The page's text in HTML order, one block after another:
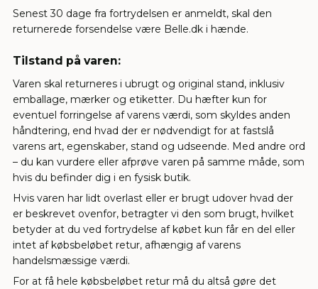
Senest 30 dage fra fortrydelsen er anmeldt, skal den
returnerede forsendelse være Belle.dk i hænde.
Tilstand på varen:
Varen skal returneres i ubrugt og original stand, inklusiv
emballage, mærker og etiketter. Du hæfter kun for
eventuel forringelse af varens værdi, som skyldes anden
håndtering, end hvad der er nødvendigt for at fastslå
varens art, egenskaber, stand og udseende. Med andre ord
– du kan vurdere eller afprøve varen på samme måde, som
hvis du befinder dig i en fysisk butik.
Hvis varen har lidt overlast eller er brugt udover hvad der
er beskrevet ovenfor, betragter vi den som brugt, hvilket
betyder at du ved fortrydelse af købet kun får en del eller
intet af købsbeløbet retur, afhængig af varens
handelsmæssige værdi.
For at få hele købsbeløbet retur må du altså gøre det